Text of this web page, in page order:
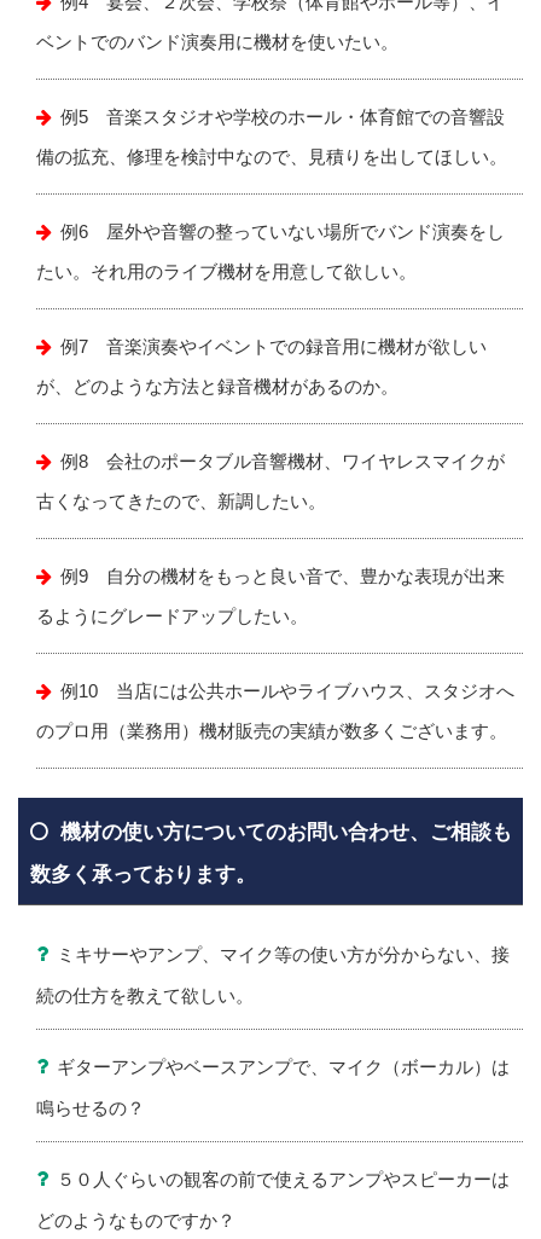
ベントでのバンド演奏用に機材を使いたい。
例5 音楽スタジオや学校のホール・体育館での音響設
備の拡充、修理を検討中なので、見積りを出してほしい。
例6 屋外や音響の整っていない場所でバンド演奏をし
たい。それ用のライブ機材を用意して欲しい。
例7 音楽演奏やイベントでの録音用に機材が欲しい
が、どのような方法と録音機材があるのか。
例8 会社のポータブル音響機材、ワイヤレスマイクが
古くなってきたので、新調したい。
例9 自分の機材をもっと良い音で、豊かな表現が出来
るようにグレードアップしたい。
例10 当店には公共ホールやライブハウス、スタジオへ
のプロ用（業務用）機材販売の実績が数多くございます。
機材の使い方についてのお問い合わせ、ご相談も
数多く承っております。
ミキサーやアンプ、マイク等の使い方が分からない、接
続の仕方を教えて欲しい。
ギターアンプやベースアンプで、マイク（ボーカル）は
鳴らせるの？
５０人ぐらいの観客の前で使えるアンプやスピーカーは
どのようなものですか？